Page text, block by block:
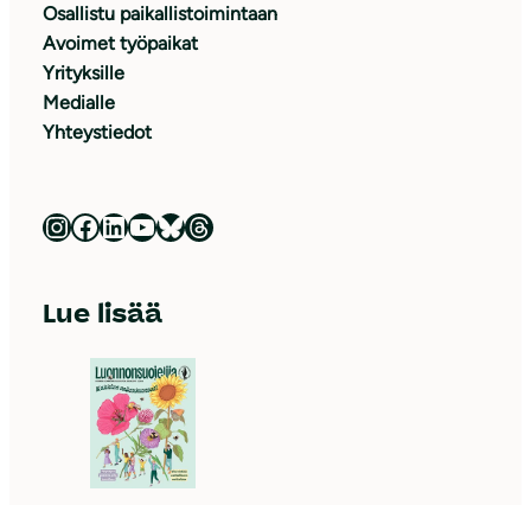
Osallistu paikallistoimintaan
Avoimet työpaikat
Yrityksille
Medialle
Yhteystiedot
Luonnonsuojeluliitto Instagramissa Luonnonsuojeluliitto Facebookissa Luonnonsuojeluliitto LinkedInissä Luonnonsuojeluliiton YouTube-kanava Luonnonsuojeluliitto Blueskyssa Luonnonsuojeluliitto Threadsissa
Lue lisää